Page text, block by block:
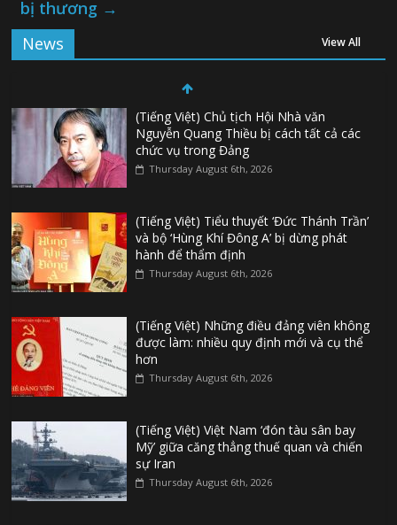
bị thương →
News
View All
(Tiếng Việt) Chủ tịch Hội Nhà văn
Nguyễn Quang Thiều bị cách tất cả các
chức vụ trong Đảng
Thursday August 6th, 2026
(Tiếng Việt) Tiểu thuyết ‘Đức Thánh Trần’
và bộ ‘Hùng Khí Đông A’ bị dừng phát
hành để thẩm định
Thursday August 6th, 2026
(Tiếng Việt) Những điều đảng viên không
được làm: nhiều quy định mới và cụ thể
hơn
Thursday August 6th, 2026
(Tiếng Việt) Việt Nam ‘đón tàu sân bay
Mỹ’ giữa căng thẳng thuế quan và chiến
sự Iran
Thursday August 6th, 2026